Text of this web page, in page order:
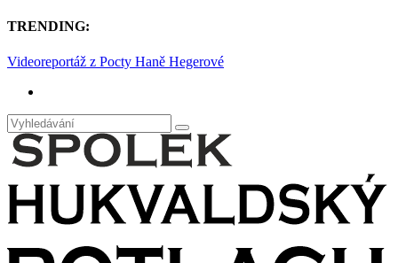
TRENDING:
Videoreportáž z Pocty Haně Hegerové